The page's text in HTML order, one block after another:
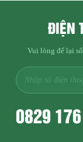
ĐIỆN
Vui lòng để lại
0829